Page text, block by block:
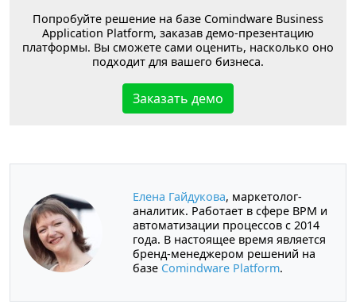
Попробуйте решение на базе Comindware Business
Application Platform, заказав демо-презентацию
платформы. Вы сможете сами оценить, насколько оно
подходит для вашего бизнеса.
Заказать демо
Елена Гайдукова, маркетолог-
аналитик. Работает в сфере BPM и
автоматизации процессов с 2014
года. В настоящее время является
бренд-менеджером решений на
базе Comindware Platform.